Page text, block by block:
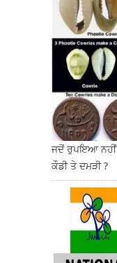
ਜਦੋਂ ਰੁਪਇਆ ਨਹੀਂ
ਕੌਡੀ ਤੇ ਦਮੜੀ ?